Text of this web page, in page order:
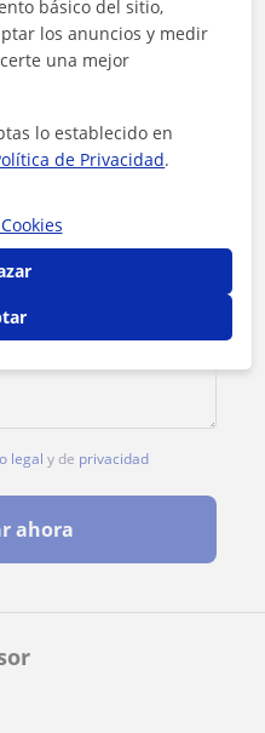
legal y de privacidad
ahora
básico del sitio,
los anuncios y medir
una mejor
lo establecido en
de Privacidad.